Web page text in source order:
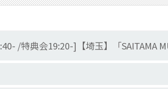
/特典会19:20-]【埼玉】「SAITAMA